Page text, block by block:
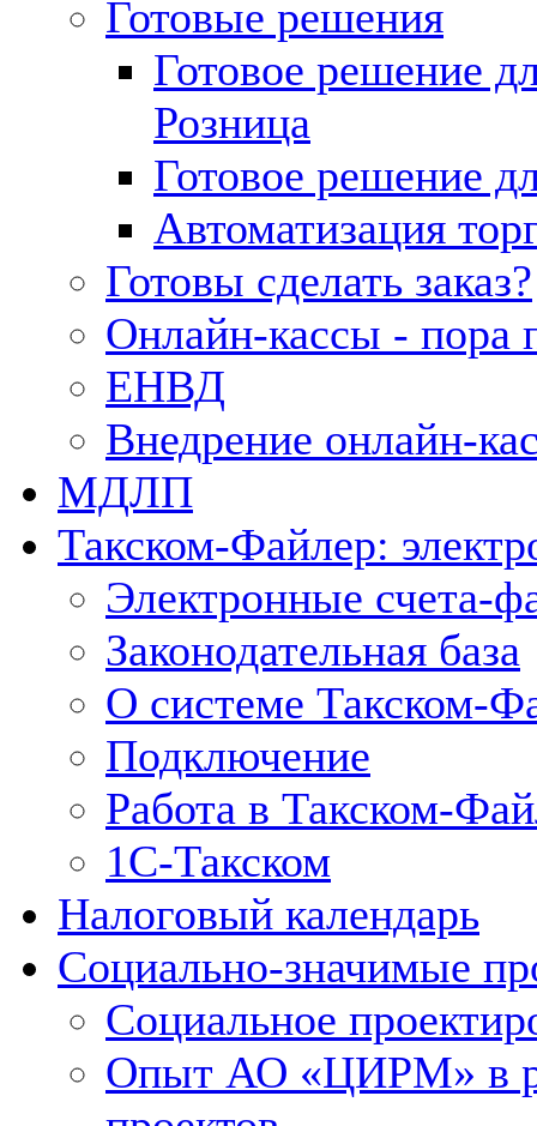
Готовые решения
Готовое решение
Розница
Готовое решение
Автоматизация
Готовы сделать заказ?
Онлайн-кассы - пора
ЕНВД
Внедрение онлайн-
МДЛП
Такском-Файлер:
Электронные счета-
Законодательная база
О системе Такском-
Подключение
Работа в Такском-
1С-Такском
Налоговый календарь
Социально-значимые
Социальное
Опыт АО «ЦИРМ» в